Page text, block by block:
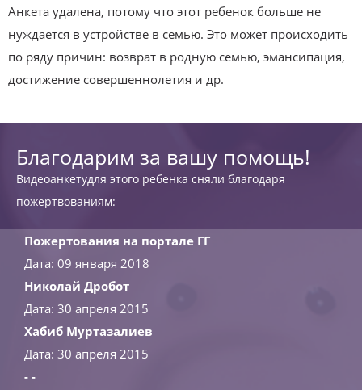
Анкета удалена, потому что этот ребенок больше не
нуждается в устройстве в семью. Это может происходить
по ряду причин: возврат в родную семью, эмансипация,
достижение совершеннолетия и др.
Благодарим за вашу помощь!
Видеоанкетудля этого ребенка сняли благодаря
пожертвованиям:
Пожертования на портале ГГ
Дата: 09 января 2018
Николай Дробот
Дата: 30 апреля 2015
Хабиб Муртазалиев
Дата: 30 апреля 2015
- -